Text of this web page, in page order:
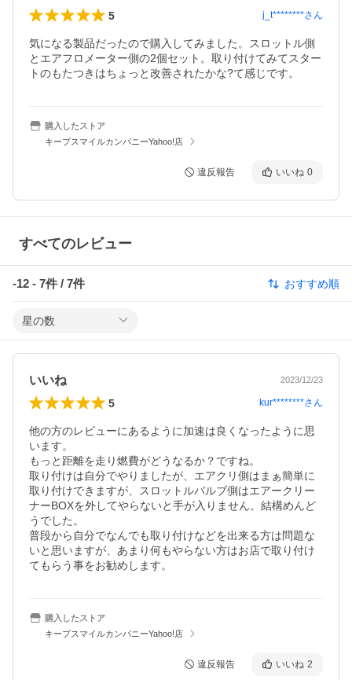
5 j_t********さん
気になる製品だったので購入してみました。スロットル側
とエアフロメーター側の2個セット。取り付けてみてスター
トのもたつきはちょっと改善されたかな?て感じです。
購入したストア
キープスマイルカンパニーYahoo!店
違反報告 いいね 0
すべてのレビュー
-12 - 7件 / 7件 おすすめ順
星の数
いいね 2023/12/23
5 kur********さん
他の方のレビューにあるように加速は良くなったように思
います。
もっと距離を走り燃費がどうなるか？ですね。
取り付けは自分でやりましたが、エアクリ側はまぁ簡単に
取り付けできますが、スロットルバルブ側はエアークリー
ナーBOXを外してやらないと手が入りません。結構めんど
うでした。
普段から自分でなんでも取り付けなどを出来る方は問題な
いと思いますが、あまり何もやらない方はお店で取り付け
てもらう事をお勧めします。
購入したストア
キープスマイルカンパニーYahoo!店
違反報告 いいね 2